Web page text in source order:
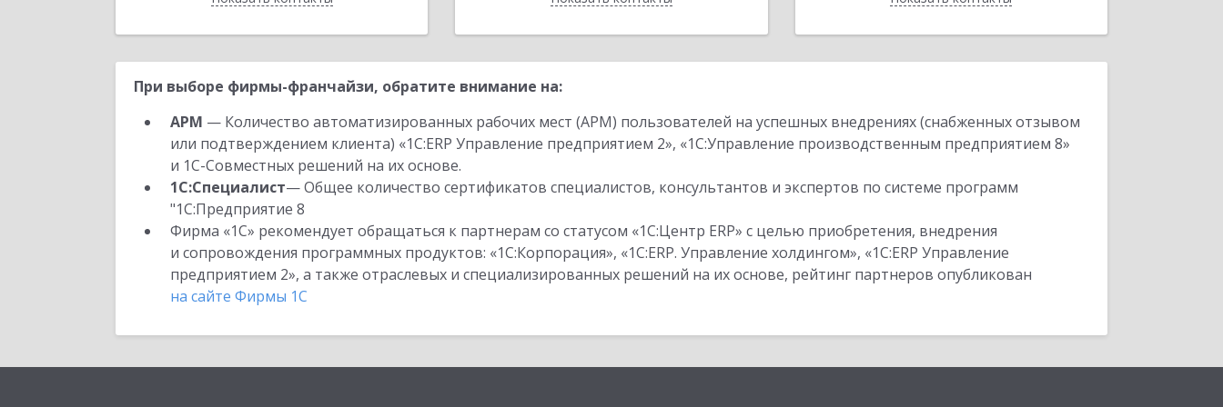
При выборе фирмы-франчайзи, обратите внимание на:
АРМ — Количество автоматизированных рабочих мест (АРМ) пользователей на успешных внедрениях (снабженных отзывом
или подтверждением клиента) «1С:ERP Управление предприятием 2», «1С:Управление производственным предприятием 8»
и 1С-Совместных решений на их основе.
1С:Специалист— Общее количество сертификатов специалистов, консультантов и экспертов по системе программ
"1С:Предприятие 8
Фирма «1С» рекомендует обращаться к партнерам со статусом «1С:Центр ERP» с целью приобретения, внедрения
и сопровождения программных продуктов: «1С:Корпорация», «1С:ERP. Управление холдингом», «1С:ERP Управление
предприятием 2», а также отраслевых и специализированных решений на их основе, рейтинг партнеров опубликован
на сайте Фирмы 1С